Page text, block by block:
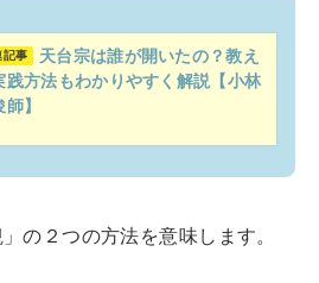
記事
天台宗は誰が開いたの？教え
践方法もわかりやすく解説【小林
】
の２つの方法を意味します。